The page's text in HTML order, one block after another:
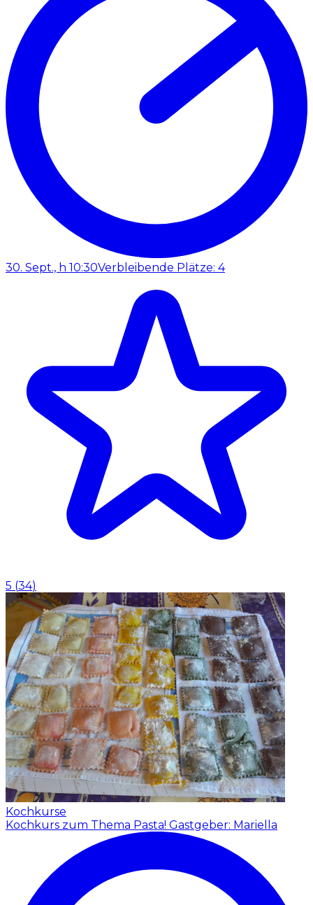
30. Sept., h 10:30Verbleibende Plätze: 4
5 (34)
Kochkurse
Kochkurs zum Thema Pasta! Gastgeber: Mariella